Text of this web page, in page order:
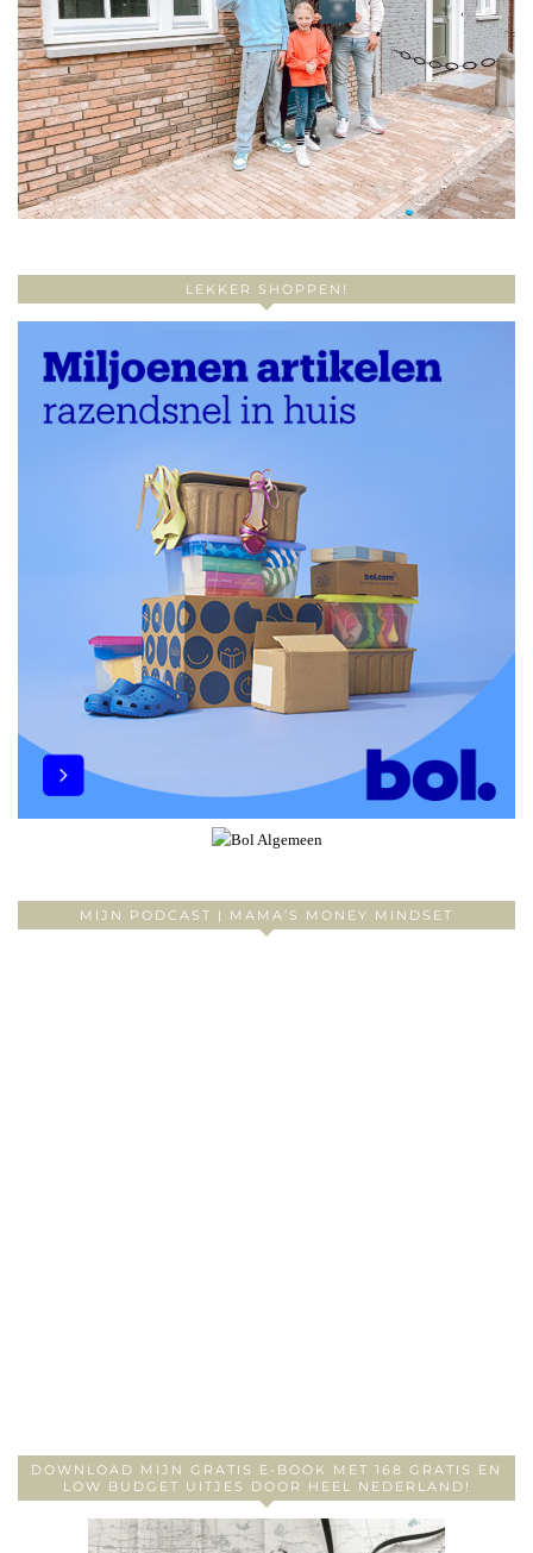
LEKKER SHOPPEN!
MIJN PODCAST | MAMA’S MONEY MINDSET
DOWNLOAD MIJN GRATIS E-BOOK MET 168 GRATIS EN
LOW BUDGET UITJES DOOR HEEL NEDERLAND!